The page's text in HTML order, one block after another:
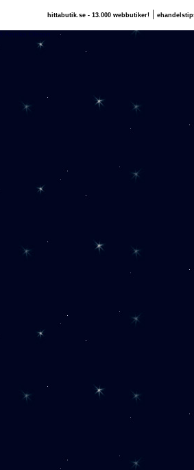
hittabutik.se - 13.000 webbutiker!|
& Annika Olsson